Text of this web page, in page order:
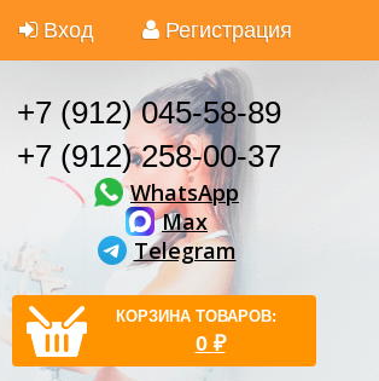
Вход Регистрация
+7 (912) 045-58-89
+7 (912) 258-00-37
WhatsApp
Max
Telegram
КОРЗИНА ТОВАРОВ:
0 ₽